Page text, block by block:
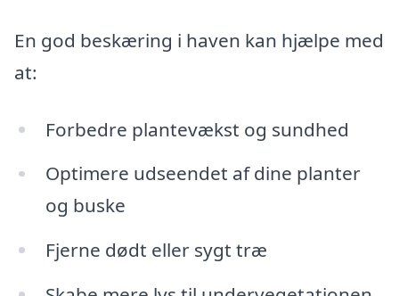
En god beskæring i haven kan hjælpe med
at:
Forbedre plantevækst og sundhed
Optimere udseendet af dine planter
og buske
Fjerne dødt eller sygt træ